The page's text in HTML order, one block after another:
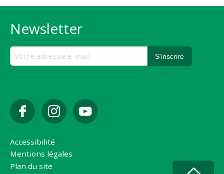
Newsletter
Accessibilité
Mentions légales
Plan du site